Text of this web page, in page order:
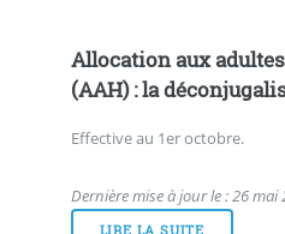
Allocation aux
(AAH) : la
Effective au 1er octobre.
Dernière mise à jour le : 26 mai
LIRE LA SUITE